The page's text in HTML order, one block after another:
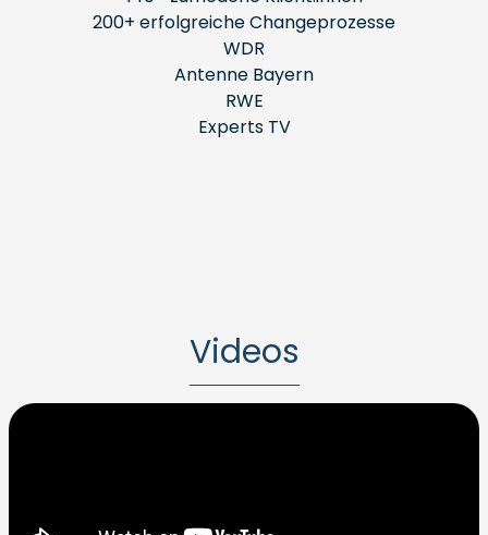
200+ erfolgreiche Changeprozesse
WDR
Antenne Bayern
RWE
Experts TV
Videos